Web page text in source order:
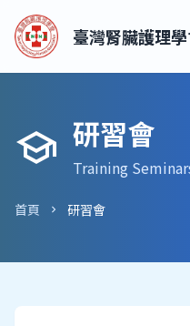
臺灣腎臟護理
school 研習會
Training
首頁 chevron_right 研習會